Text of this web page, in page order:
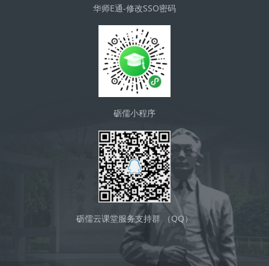
华师E通-修改SSO密码
砺儒小程序
砺儒云课堂服务支持群 （QQ）